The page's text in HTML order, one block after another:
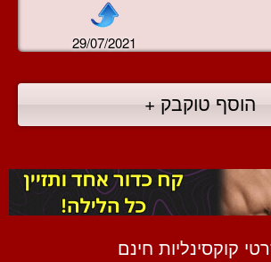
29/07/2021
הוסף טוקבק +
קוקסינליות חינם